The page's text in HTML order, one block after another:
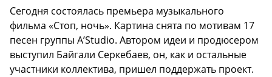
Сегодня состоялась премьера музыкального
фильма «Стоп, ночь». Картина снята по мотивам 17
песен группы A’Studio. Автором идеи и продюсером
выступил Байгали Серкебаев, он, как и остальные
участники коллектива, пришел поддержать проект.